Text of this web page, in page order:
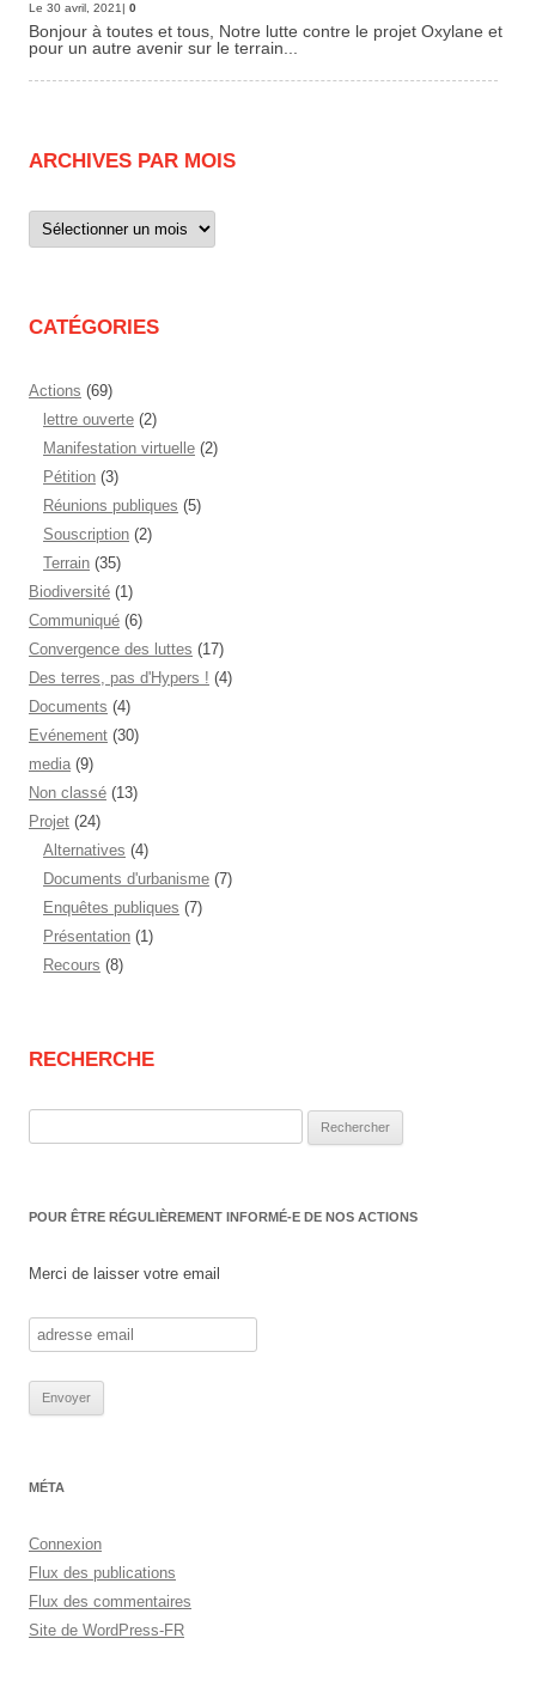
Le 30 avril, 2021| 0
Bonjour à toutes et tous, Notre lutte contre le projet Oxylane et
pour un autre avenir sur le terrain...
ARCHIVES PAR MOIS
Archives
par
CATÉGORIES
Actions (69)
lettre ouverte (2)
Manifestation virtuelle (2)
Pétition (3)
Réunions publiques (5)
Souscription (2)
Terrain (35)
Biodiversité (1)
Communiqué (6)
Convergence des luttes (17)
Des terres, pas d'Hypers ! (4)
Documents (4)
Evénement (30)
media (9)
Non classé (13)
Projet (24)
Alternatives (4)
Documents d'urbanisme (7)
Enquêtes publiques (7)
Présentation (1)
Recours (8)
RECHERCHE
POUR ÊTRE RÉGULIÈREMENT INFORMÉ-E DE NOS ACTIONS
Merci de laisser votre email
MÉTA
Connexion
Flux des publications
Flux des commentaires
Site de WordPress-FR